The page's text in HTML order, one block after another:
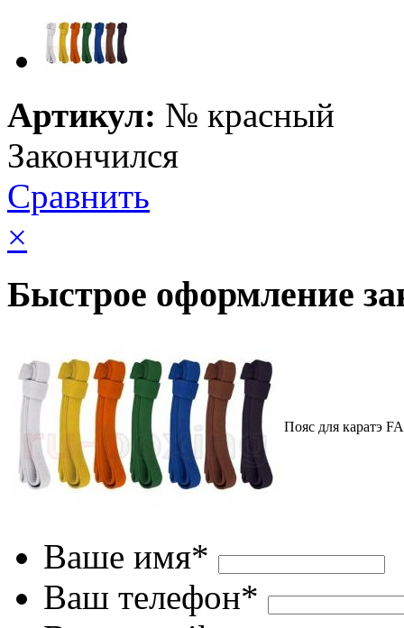
Артикул: № красный
Закончился
Сравнить
×
Быстрое оформление
Пояс для каратэ
Ваше имя*
Ваш телефон*